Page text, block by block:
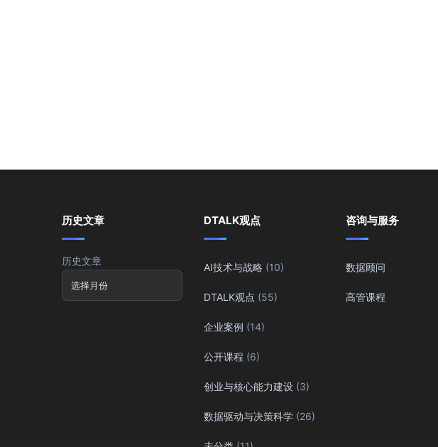
历史文章
历史文章
DTALK观点
AI技术与战略 (10)
DTALK观点 (55)
企业案例 (14)
公开课程 (6)
创业与核心能力建设 (3)
数据驱动与决策科学 (26)
咨询与服务
数据顾问
高管课程